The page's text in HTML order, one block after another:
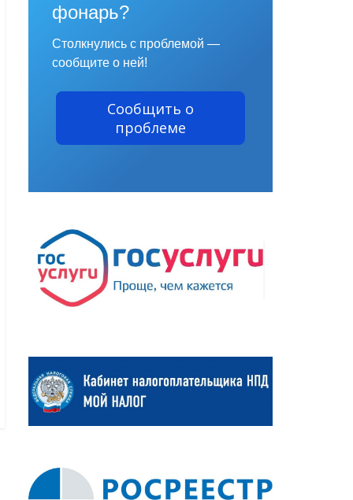
фонарь?
Столкнулись с проблемой —
сообщите о ней!
Сообщить о
проблеме